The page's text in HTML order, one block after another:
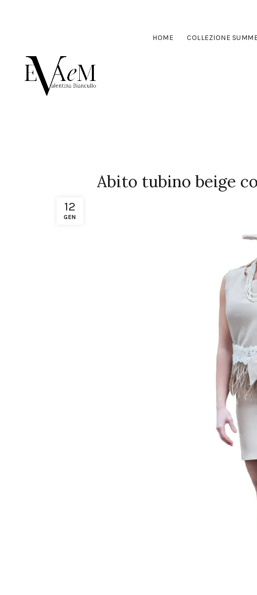
HOME COLLEZIONE
12
GEN
Abito tubino beige